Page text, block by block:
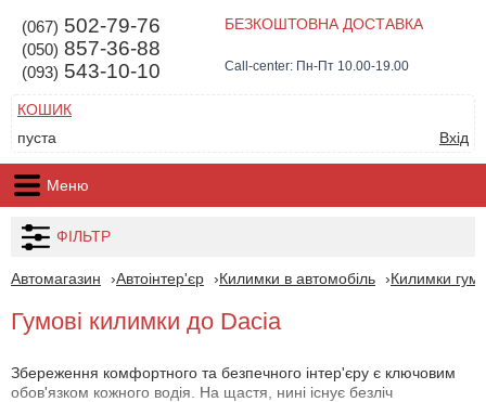
(067) 502-79-76
(050) 857-36-88
(093) 543-10-10
БЕЗКОШТОВНА ДОСТАВКА
Call-center: Пн-Пт 10.00-19.00
КОШИК
пуста
Вхід
Меню
ФІЛЬТР
Автомагазин Автоінтер'єр Килимки в автомобіль Килимки
Гумові килимки до Dacia
Збереження комфортного та безпечного інтер'єру є ключовим
обов'язком кожного водія. На щастя, нині існує безліч